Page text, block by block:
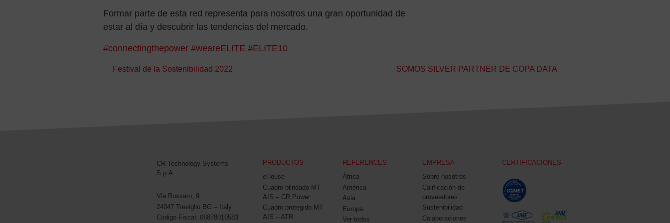
Formar parte de esta red representa para nosotros una gran oportunidad de
estar al día y descubrir las tendencias del mercado.
#connectingthepower #weareELITE #ELITE10
Navegación de entradas
Festival de la Sostenibilidad 2022 SOMOS SILVER PARTNER DE COPA DATA
CR Technology SystemsCR Technology Systems
S.p.A.
Via Rossaro, 9
24047 Treviglio BG – Italy
Código Fiscal: 06878010583
PRODUCTOS
eHouse
Cuadro blindado MT
AIS – CR Power
Cuadro protegido MT
AIS – ATR
REFERENCES
África
América
Asia
Europa
Ver todos
EMPRESA
Sobre nosotros
Calificación de
proveedores
Sustenibilidad
Colaboraciones
CERTIFICACIONES